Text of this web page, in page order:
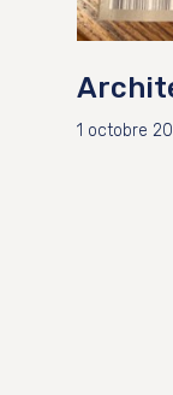
1 octobre